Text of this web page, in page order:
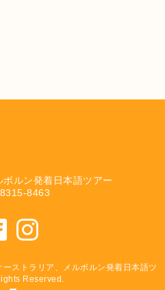
ルン発着日本語ツアー
8463
ストラリア、メルボルン発着日本語ツ
Reserved.